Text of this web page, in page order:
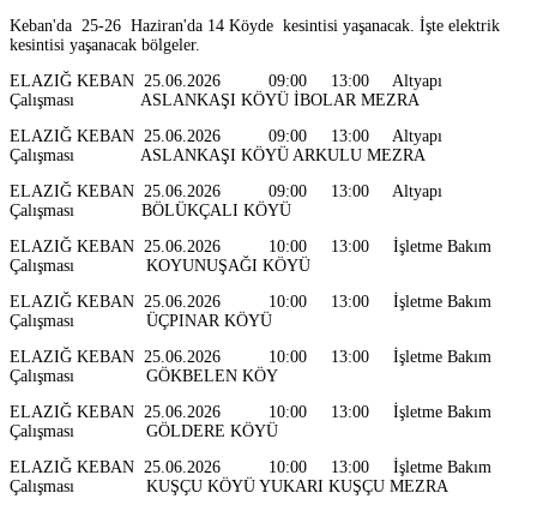
Keban'da 25-26 Haziran'da 14 Köyde kesintisi yaşanacak. İşte elektrik
kesintisi yaşanacak bölgeler.
ELAZIĞ KEBAN 25.06.2026 09:00 13:00 Altyapı
Çalışması ASLANKAŞI KÖYÜ İBOLAR MEZRA
ELAZIĞ KEBAN 25.06.2026 09:00 13:00 Altyapı
Çalışması ASLANKAŞI KÖYÜ ARKULU MEZRA
ELAZIĞ KEBAN 25.06.2026 09:00 13:00 Altyapı
Çalışması BÖLÜKÇALI KÖYÜ
ELAZIĞ KEBAN 25.06.2026 10:00 13:00 İşletme Bakım
Çalışması KOYUNUŞAĞI KÖYÜ
ELAZIĞ KEBAN 25.06.2026 10:00 13:00 İşletme Bakım
Çalışması ÜÇPINAR KÖYÜ
ELAZIĞ KEBAN 25.06.2026 10:00 13:00 İşletme Bakım
Çalışması GÖKBELEN KÖY
ELAZIĞ KEBAN 25.06.2026 10:00 13:00 İşletme Bakım
Çalışması GÖLDERE KÖYÜ
ELAZIĞ KEBAN 25.06.2026 10:00 13:00 İşletme Bakım
Çalışması KUŞÇU KÖYÜ YUKARI KUŞÇU MEZRA